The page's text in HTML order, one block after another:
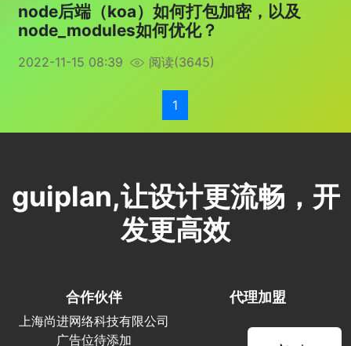
node后端（koa）如何打包加密，以及
node_modules如何优化？
2022-11-15 08:39 阅读(3645)
1
guiplan,让设计更流畅，开
发更高效
合作伙伴
上海尚进网络科技有限公司
广告位待添加
代理加盟